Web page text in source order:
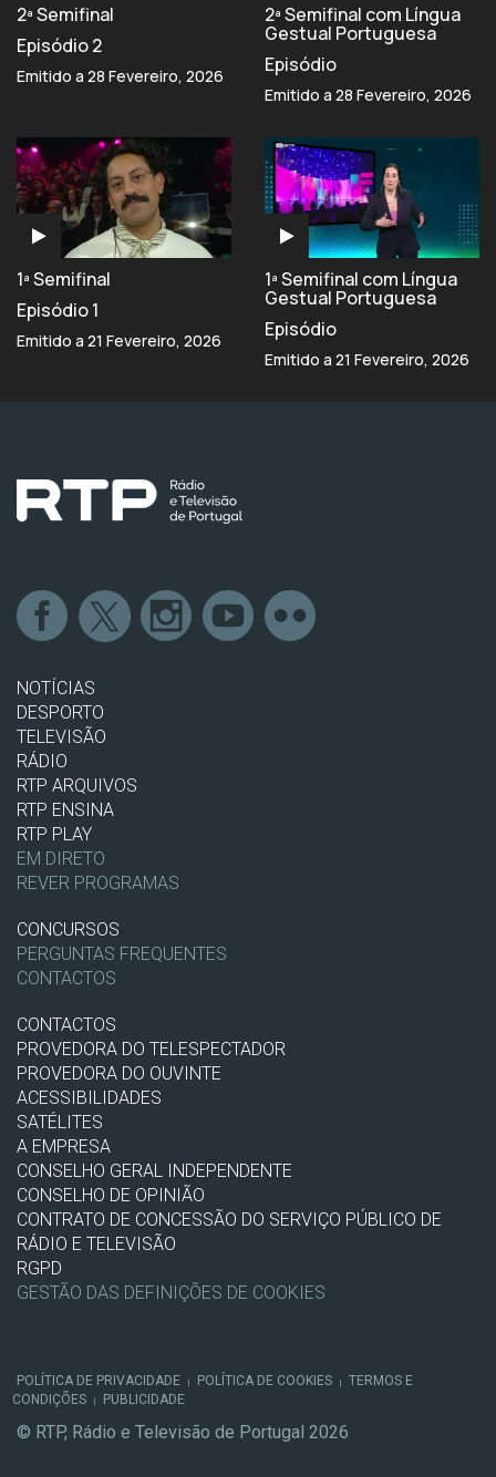
2ª Semifinal
Episódio 2
Emitido a 28 Fevereiro, 2026
2ª Semifinal com Língua
Gestual Portuguesa
Episódio
Emitido a 28 Fevereiro, 2026
1ª Semifinal
Episódio 1
Emitido a 21 Fevereiro, 2026
1ª Semifinal com Língua
Gestual Portuguesa
Episódio
Emitido a 21 Fevereiro, 2026
NOTÍCIAS
DESPORTO
TELEVISÃO
RÁDIO
RTP ARQUIVOS
RTP ENSINA
RTP PLAY
EM DIRETO
REVER PROGRAMAS
CONCURSOS
PERGUNTAS FREQUENTES
CONTACTOS
CONTACTOS
PROVEDORA DO TELESPECTADOR
PROVEDORA DO OUVINTE
ACESSIBILIDADES
SATÉLITES
A EMPRESA
CONSELHO GERAL INDEPENDENTE
CONSELHO DE OPINIÃO
CONTRATO DE CONCESSÃO DO SERVIÇO PÚBLICO DE
RÁDIO E TELEVISÃO
RGPD
GESTÃO DAS DEFINIÇÕES DE COOKIES
POLÍTICA DE PRIVACIDADE | POLÍTICA DE COOKIES |
TERMOS E
CONDIÇÕES
| PUBLICIDADE
© RTP, Rádio e Televisão de Portugal 2026